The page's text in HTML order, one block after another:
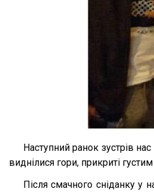
Наступний ранок зустрів
виднілися гори, прикриті
Після смачного сніданку у